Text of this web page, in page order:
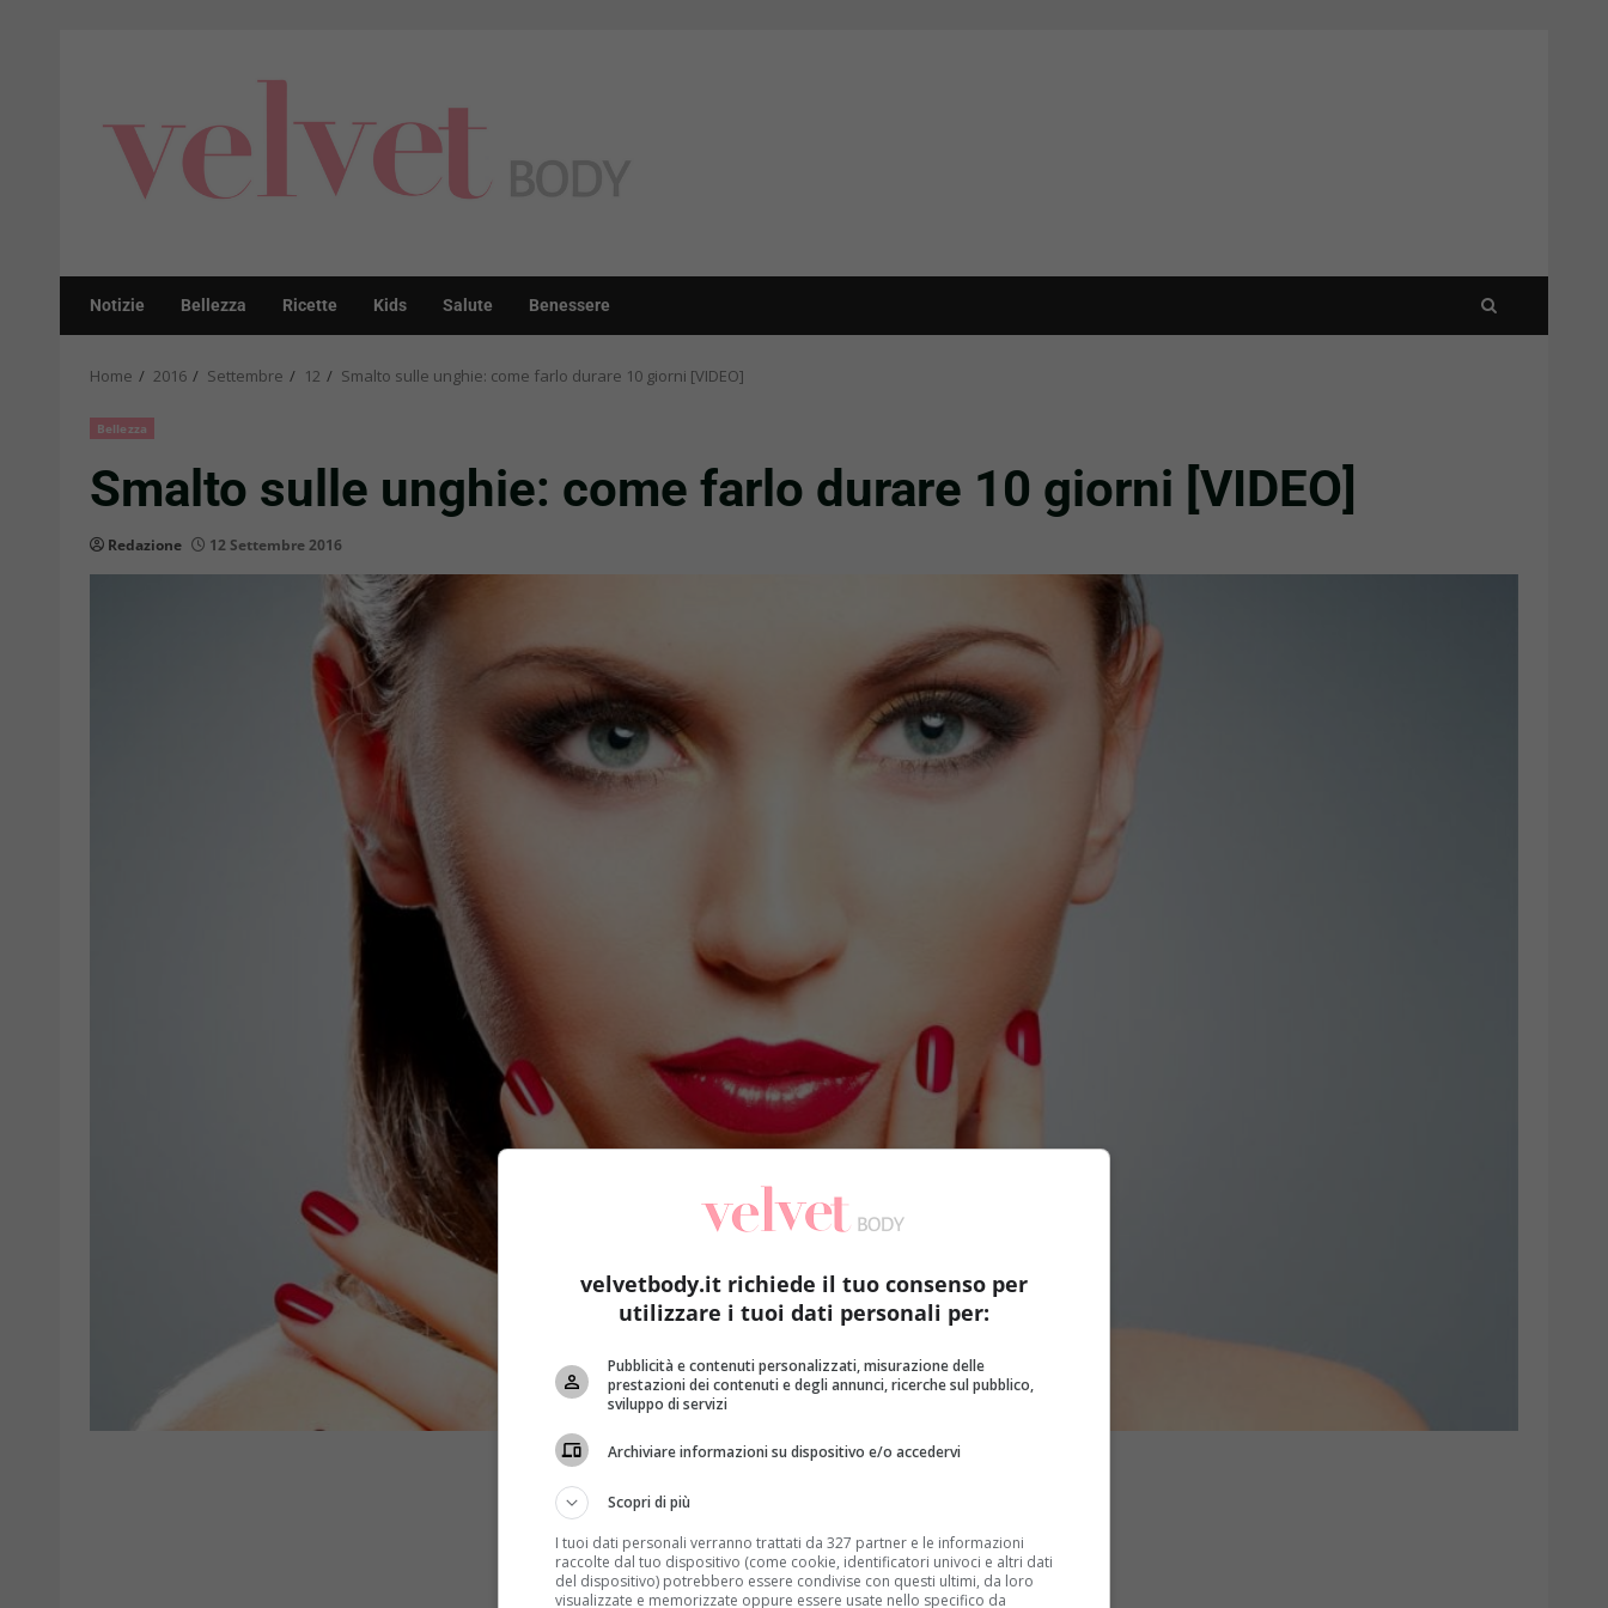
Notizie Bellezza Ricette Kids Salute Benessere
Home 2016 Settembre 12 Smalto sulle unghie: come farlo durare 10 giorni [VIDEO]
Bellezza
Smalto sulle unghie: come farlo durare 10 giorni [VIDEO]
Redazione 12 Settembre 2016
velvetbody.it richiede il tuo consenso per
utilizzare i tuoi dati personali per:
Pubblicità e contenuti personalizzati, misurazione delle
prestazioni dei contenuti e degli annunci, ricerche sul pubblico,
sviluppo di servizi
Archiviare informazioni su dispositivo e/o accedervi
Scopri di più
I tuoi dati personali verranno trattati da 327 partner e le informazioni
raccolte dal tuo dispositivo (come cookie, identificatori univoci e altri dati
del dispositivo) potrebbero essere condivise con questi ultimi, da loro
visualizzate e memorizzate oppure essere usate nello specifico da